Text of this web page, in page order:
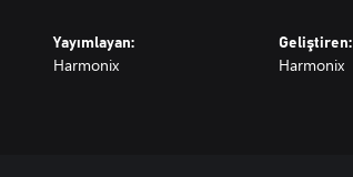
Yayımlayan:
Harmonix
Geliştiren:
Harmonix